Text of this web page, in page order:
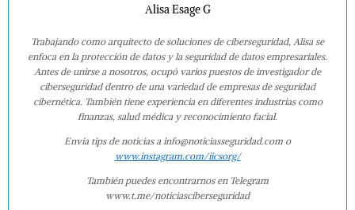
Alisa Esage G
Trabajando como arquitecto de soluciones de ciberseguridad, Alisa se
enfoca en la protección de datos y la seguridad de datos empresariales.
Antes de unirse a nosotros, ocupó varios puestos de investigador de
ciberseguridad dentro de una variedad de empresas de seguridad
cibernética. También tiene experiencia en diferentes industrias como
finanzas, salud médica y reconocimiento facial.
Envía tips de noticias a info@noticiasseguridad.com o
www.instagram.com/iicsorg/
También puedes encontrarnos en Telegram
www.t.me/noticiasciberseguridad